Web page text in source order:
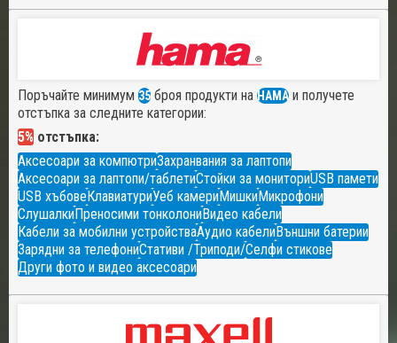
Поръчайте минимум 35 броя продукти на HAMA и получете
отстъпка за следните категории:
5% отстъпка:
Аксесоари за компютриЗахранвания за лаптопи
Аксесоари за лаптопи/таблетиСтойки за мониториUSB памети
USB хъбовеКлавиатуриУеб камериМишкиМикрофони
СлушалкиПреносими тонколониВидео кабели
Кабели за мобилни устройстваАудио кабелиВъншни батерии
Зарядни за телефониСтативи /Триподи/Селфи стикове
Други фото и видео аксесоари